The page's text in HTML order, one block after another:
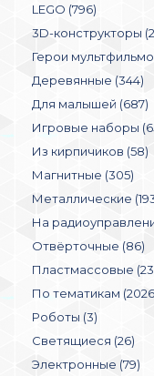
LEGO (796)
3D-конструкторы
Герои
Деревянные (344)
Для малышей (687)
Игровые наборы
Из кирпичиков (58)
Магнитные (305)
Металлические
На
Отвёрточные (86)
Пластмассовые
По тематикам
Роботы (3)
Светящиеся (26)
Электронные (79)